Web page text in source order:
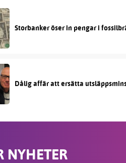
Storbanker öser in pengar i
Dålig affär att ersätta
NYHETER